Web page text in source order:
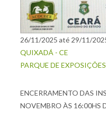
26/11/2025 até 29/11/
QUIXADÁ - CE
PARQUE DE
ENCERRAMENTO DAS
NOVEMBRO ÀS 16:00HS